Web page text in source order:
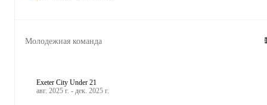
Молодежная команда
Exeter City Under 21
авг. 2025 г. - дек. 2025 г.